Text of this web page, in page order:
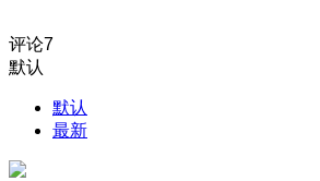
评论7
默认
默认
最新